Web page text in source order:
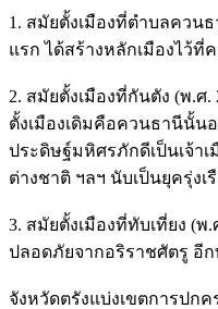
1. สมัยตั้งเมืองที่ตำบลควน
แรก ได้สร้างหลักเมืองไว้ที่
2. สมัยตั้งเมืองที่กันตัง (พ.ศ
ตั้งเมืองเดิมคือควนธานีนั้น
ประดิษฐ์มหิศรภักดีเป็นเจ้า
ต่างชาติ ฯลฯ นับเป็นยุครุ่งเ
3. สมัยตั้งเมืองที่ทับเที่ยง (
ปลอดภัยจากอริราชศัตรู อีก
จังหวัดตรังแบ่งเขตการปกค